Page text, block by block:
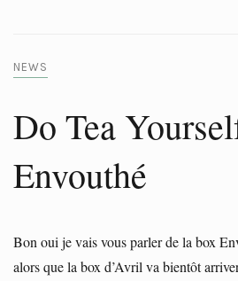
NEWS
Do Tea
Envouthé
Bon oui je vais vous parler de la box
alors que la box d’Avril va bientôt